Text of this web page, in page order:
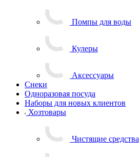
Помпы для воды
Кулеры
Аксессуары
Снеки
Одноразовая посуда
Наборы для новых клиентов
Хозтовары
Чистящие средства